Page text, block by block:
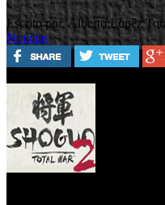
Escrito por Alberto Lopez
Noticias